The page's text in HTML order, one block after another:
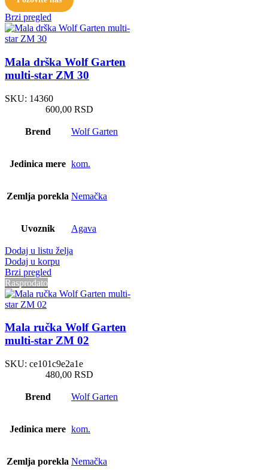
Brzi pregled
Mala drška Wolf Garten
multi-star ZM 30
SKU: 14360
600,00 RSD
Brend Wolf Garten
Jedinica mere kom.
Zemlja porekla Nemačka
Uvoznik Agava
Dodaj u listu želja
Dodaj u korpu
Brzi pregled
Rasprodato
Mala ručka Wolf Garten
multi-star ZM 02
SKU: ce101c9e2a1e
480,00 RSD
Brend Wolf Garten
Jedinica mere kom.
Zemlja porekla Nemačka